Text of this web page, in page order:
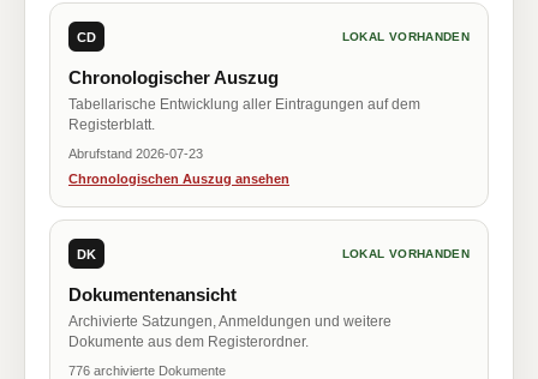
CD LOKAL VORHANDEN
Chronologischer Auszug
Tabellarische Entwicklung aller Eintragungen auf dem
Registerblatt.
Abrufstand 2026-07-23
Chronologischen Auszug ansehen
DK LOKAL VORHANDEN
Dokumentenansicht
Archivierte Satzungen, Anmeldungen und weitere
Dokumente aus dem Registerordner.
776 archivierte Dokumente